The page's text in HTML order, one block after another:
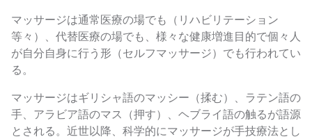
マッサージは通常医療の場でも（リハビリテーション
等々）、代替医療の場でも、様々な健康増進目的で個々人
が自分自身に行う形（セルフマッサージ）でも行われてい
る。
マッサージはギリシャ語のマッシー（揉む）、ラテン語の
手、アラビア語のマス（押す）、ヘブライ語の触るが語源
とされる。近世以降、科学的にマッサージが手技療法とし